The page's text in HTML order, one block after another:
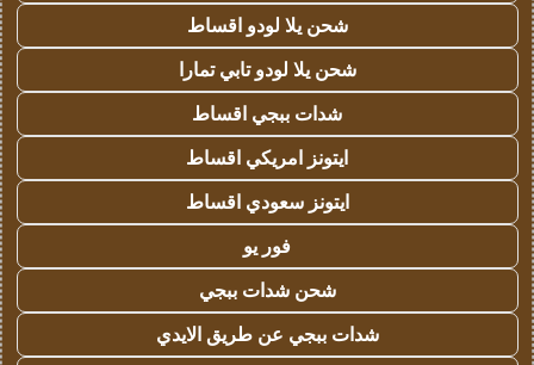
شحن يلا لودو اقساط
شحن يلا لودو تابي تمارا
شدات ببجي اقساط
ايتونز امريكي اقساط
ايتونز سعودي اقساط
فور يو
شحن شدات ببجي
شدات ببجي عن طريق الايدي